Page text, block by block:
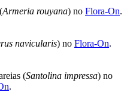
Armeria rouyana) no Flora-On.
navicularis) no Flora-On.
(Santolina impressa) no
.